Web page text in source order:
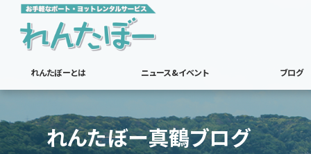
れんたぼーとは ニュース&イベント ブログ
れんたぼー真鶴ブログ